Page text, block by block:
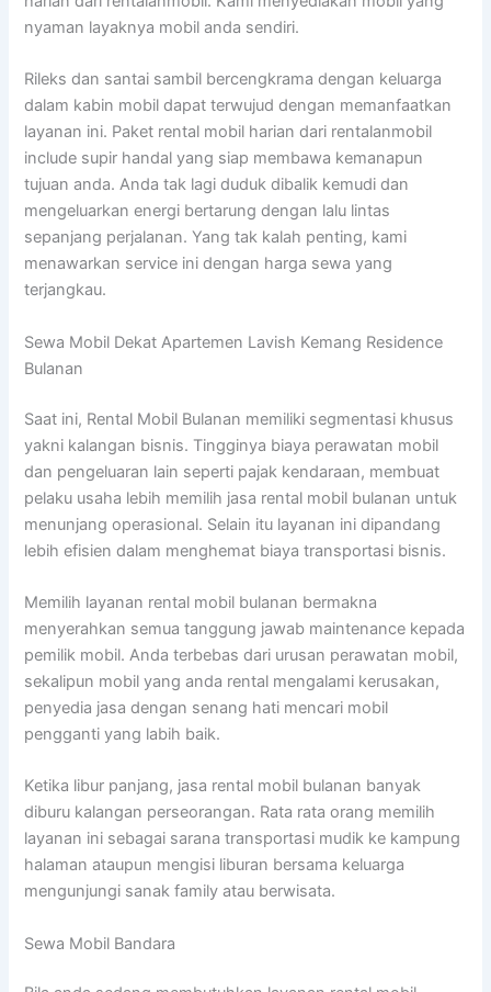
nyaman layaknya mobil anda sendiri.
Rileks dan santai sambil bercengkrama dengan keluarga
dalam kabin mobil dapat terwujud dengan memanfaatkan
layanan ini. Paket rental mobil harian dari rentalanmobil
include supir handal yang siap membawa kemanapun
tujuan anda. Anda tak lagi duduk dibalik kemudi dan
mengeluarkan energi bertarung dengan lalu lintas
sepanjang perjalanan. Yang tak kalah penting, kami
menawarkan service ini dengan harga sewa yang
terjangkau.
Sewa Mobil Dekat Apartemen Lavish Kemang Residence
Bulanan
Saat ini, Rental Mobil Bulanan memiliki segmentasi khusus
yakni kalangan bisnis. Tingginya biaya perawatan mobil
dan pengeluaran lain seperti pajak kendaraan, membuat
pelaku usaha lebih memilih jasa rental mobil bulanan untuk
menunjang operasional. Selain itu layanan ini dipandang
lebih efisien dalam menghemat biaya transportasi bisnis.
Memilih layanan rental mobil bulanan bermakna
menyerahkan semua tanggung jawab maintenance kepada
pemilik mobil. Anda terbebas dari urusan perawatan mobil,
sekalipun mobil yang anda rental mengalami kerusakan,
penyedia jasa dengan senang hati mencari mobil
pengganti yang labih baik.
Ketika libur panjang, jasa rental mobil bulanan banyak
diburu kalangan perseorangan. Rata rata orang memilih
layanan ini sebagai sarana transportasi mudik ke kampung
halaman ataupun mengisi liburan bersama keluarga
mengunjungi sanak family atau berwisata.
Sewa Mobil Bandara